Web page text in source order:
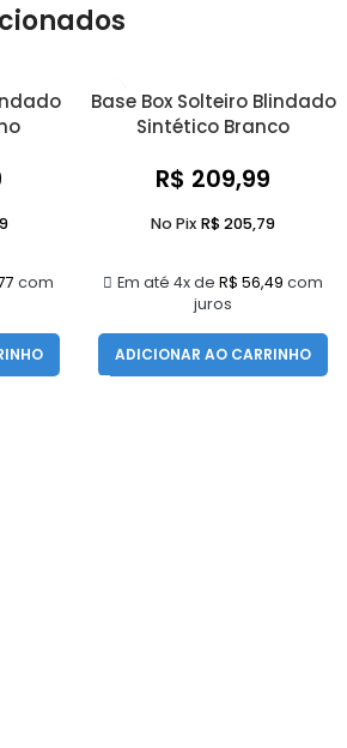
com
Base Box Solteiro Blindado
Sintético Branco
R$ 209,99
Em até 4x de R$ 56,49 com
juros
No Pix R$205,79
ADICIONAR AO CARRINHO